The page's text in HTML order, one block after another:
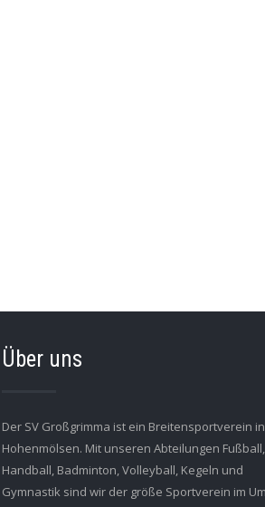
Über uns
Der SV Großgrimma ist ein Breitensportverein in
Hohenmölsen. Mit unseren Abteilungen Fußball,
Handball, Badminton, Volleyball, Kegeln und
Gymnastik sind wir der größe Sportverein im